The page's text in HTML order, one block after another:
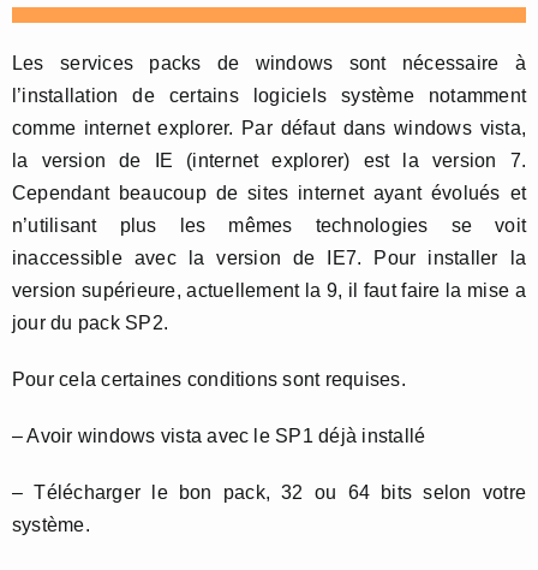
Les services packs de windows sont nécessaire à
l’installation de certains logiciels système notamment
comme internet explorer. Par défaut dans windows vista,
la version de IE (internet explorer) est la version 7.
Cependant beaucoup de sites internet ayant évolués et
n’utilisant plus les mêmes technologies se voit
inaccessible avec la version de IE7. Pour installer la
version supérieure, actuellement la 9, il faut faire la mise a
jour du pack SP2.
Pour cela certaines conditions sont requises.
– Avoir windows vista avec le SP1 déjà installé
– Télécharger le bon pack, 32 ou 64 bits selon votre
système.